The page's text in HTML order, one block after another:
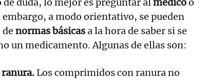
embargo, a modo orientativo, se pueden
normas básicasa la hora de saber si se
un medicamento. Algunas de ellas son:
Los comprimidos con ranura no